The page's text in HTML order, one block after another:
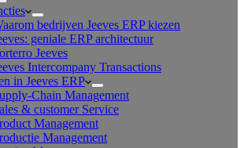
bedrijven Jeeves ERP kiezen
geniale ERP architectuur
Jeeves
Intercompany Transactions
in Jeeves ERP
Chain Management
& customer Service
Management
Management